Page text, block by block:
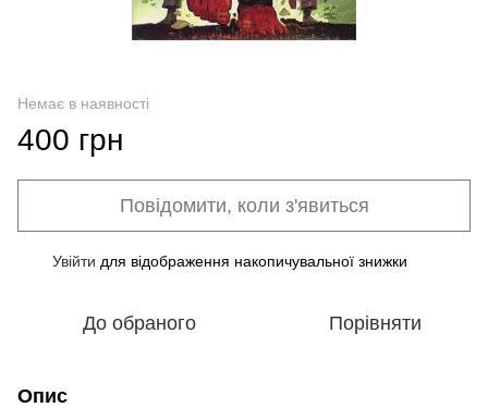
Немає в наявності
400 грн
Повідомити, коли з'явиться
Увійти для відображення накопичувальної знижки
До обраного Порівняти
Опис